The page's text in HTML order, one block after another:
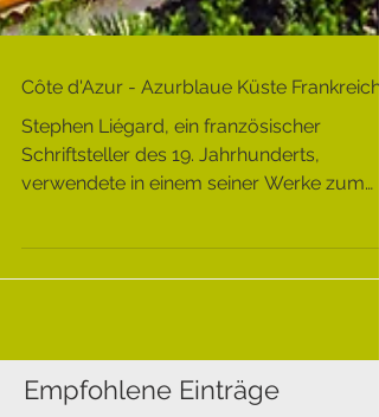
Côte d'Azur - Azurblaue Küste Frankreichs
Stephen Liégard, ein französischer
Schriftsteller des 19. Jahrhunderts,
ersten Mal einen Ausdruck...